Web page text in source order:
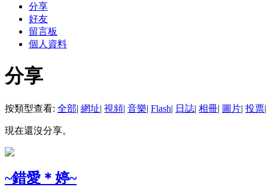
分享
好友
留言板
個人資料
分享
按類型查看: 全部| 網址| 視頻| 音樂| Flash| 日誌| 相冊| 圖片| 投票|
現在還沒分享。
~錯愛＊婷~